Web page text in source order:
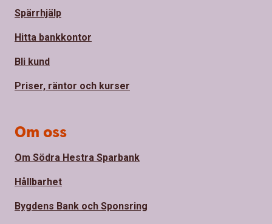
Spärrhjälp
Hitta bankkontor
Bli kund
Priser, räntor och kurser
Om oss
Om Södra Hestra Sparbank
Hållbarhet
Bygdens Bank och Sponsring